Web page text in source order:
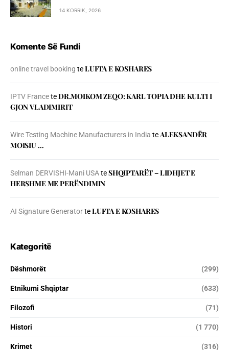
14 KORRIK, 2026
Komente Së Fundi
online travel booking teLUFTA E KOSHARES
IPTV FranceteDR.MOIKOM ZEQO: KARL TOPIA DHE KULTI I
GJON VLADIMIRIT
Wire Testing Machine Manufacturers in India teALEKSANDËR
MOISIU …
Selman DERVISHI-Mani USAteSHQIPTARËT – LIDHJET E
HERSHME ME PERËNDIMIN
AI Signature GeneratorteLUFTA E KOSHARES
Kategoritë
Dëshmorët (299)
Etnikumi Shqiptar (633)
Filozofi (71)
Histori (1 770)
Krimet (316)